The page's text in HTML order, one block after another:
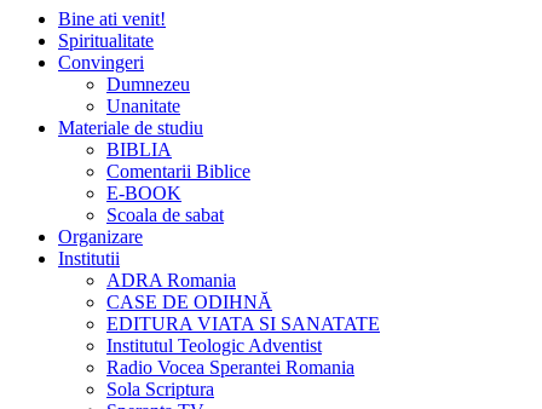
Bine ati venit!
Spiritualitate
Convingeri
Dumnezeu
Unanitate
Materiale de studiu
BIBLIA
Comentarii Biblice
E-BOOK
Scoala de sabat
Organizare
Institutii
ADRA Romania
CASE DE ODIHNĂ
EDITURA VIATA SI SANATATE
Institutul Teologic Adventist
Radio Vocea Sperantei Romania
Sola Scriptura